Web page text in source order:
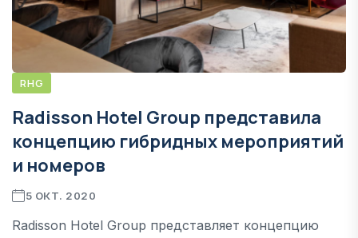
RHG
Radisson Hotel Group представила
концепцию гибридных мероприятий
и номеров
5 ОКТ. 2020
Radisson Hotel Group представляет концепцию